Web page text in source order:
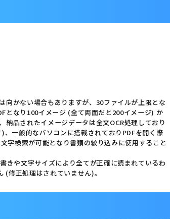
向かない場合もありますが、30ファイルが上限とな
となり100イメージ (全て両面だと200イメージ) か
納品されたイメージデータは全文OCR処理しており
一般的なパソコンに搭載されておりPDFを開く際
検索が可能となり書類の絞り込みに使用すること
きや文字サイズにより全てが正確に読まれているわ
修正処理はされていません)。